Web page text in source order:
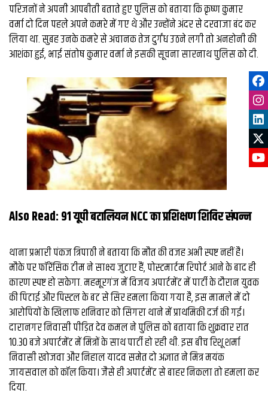
परिजनों ने अपनी आपबीती बताते हुए पुलिस को बताया कि कृष्ण कुमार
वर्मा दो दिन पहले अपने कमरे में गए थे और उन्होंने अंदर से दरवाजा बंद कर
लिया था. सुबह उनके कमरे से अचानक तेज दुर्गंध उठने लगी तो अनहोनी की
आशंका हुई, भाई संतोष कुमार वर्मा ने इसकी सूचना सारनाथ पुलिस को दी.
Also Read:91 यूपी बटालियन NCC का प्रशिक्षण शिविर संपन्न
थाना प्रभारी पंकज त्रिपाठी ने बताया कि मौत की वजह अभी स्पष्ट नहीं है।
मौके पर फॉरेंसिक टीम ने साक्ष्य जुटाए हैं, पोस्टमार्टम रिपोर्ट आने के बाद ही
कारण स्पष्ट हो सकेगा. महमूरगंज में विजय अपार्टमेंट में पार्टी के दौरान युवक
की पिटाई और पिस्टल के बट से सिर हमला किया गया है, इस मामले में दो
आरोपियों के खिलाफ शनिवार को सिगरा थाने में प्राथमिकी दर्ज की गई।
दारानगर निवासी पीड़ित देव कमल ने पुलिस को बताया कि शुक्रवार रात
10.30 बजे अपार्टमेंट में मित्रों के साथ पार्टी हो रही थी. इस बीच रिशू शर्मा
निवासी खोजवा और निहाल यादव समेत दो अज्ञात ने मित्र मयंक
जायसवाल को कॉल किया। जैसे ही अपार्टमेंट से बाहर निकला तो हमला कर
दिया.